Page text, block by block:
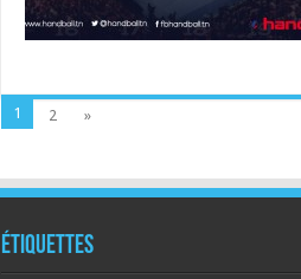
1 2 »
Étiquettes